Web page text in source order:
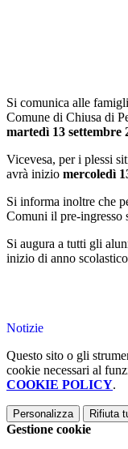
Si comunica alle
Comune di Chiusa di
martedì 13 settembre
Vicevesa, per i plessi
avrà inizio mercoledì
Si informa inoltre che
Comuni il pre-ingresso
Si augura a tutti gli
inizio di anno
Notizie
Questo sito o gli
cookie necessari al
COOKIE POLICY.
Personalizza Rifiuta
Gestione cookie